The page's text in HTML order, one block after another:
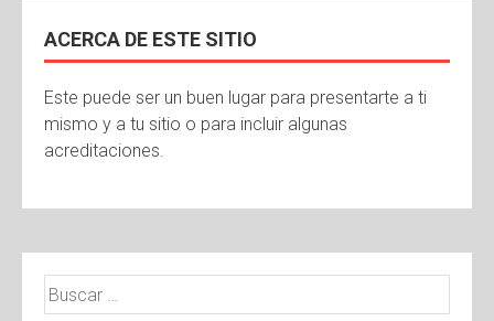
ACERCA DE ESTE SITIO
Este puede ser un buen lugar para presentarte a ti
mismo y a tu sitio o para incluir algunas
acreditaciones.